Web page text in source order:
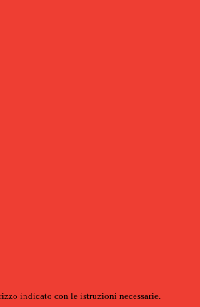
indicato con le istruzioni necessarie.